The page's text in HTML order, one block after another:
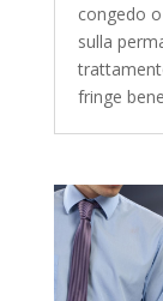
congedo
sulla
fringe